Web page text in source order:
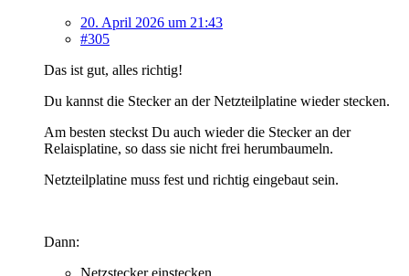
20. April 2026 um 21:43
#305
Das ist gut, alles richtig!
Du kannst die Stecker an der Netzteilplatine wieder stecken.
Am besten steckst Du auch wieder die Stecker an der
Relaisplatine, so dass sie nicht frei herumbaumeln.
Netzteilplatine muss fest und richtig eingebaut sein.
Dann:
Netzstecker einstecken